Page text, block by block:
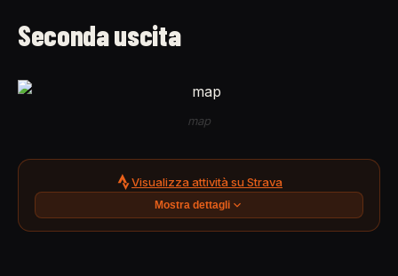
Seconda uscita
map
Visualizza attività su Strava
Mostra dettagli